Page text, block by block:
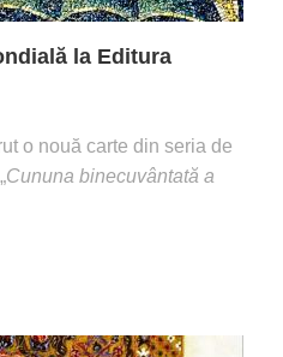
la Editura
o nouă carte din seria de
Cununa binecuvântată a